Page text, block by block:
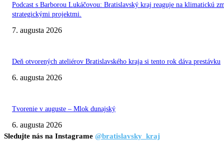
Podcast s Barborou Lukáčovou: Bratislavský kraj reaguje na klimatickú
strategickými projektmi.
7. augusta 2026
Deň otvorených ateliérov Bratislavského kraja si tento rok dáva prestávku
6. augusta 2026
Tvorenie v auguste – Mlok dunajský
6. augusta 2026
Sledujte nás na Instagrame @bratislavsky_kraj